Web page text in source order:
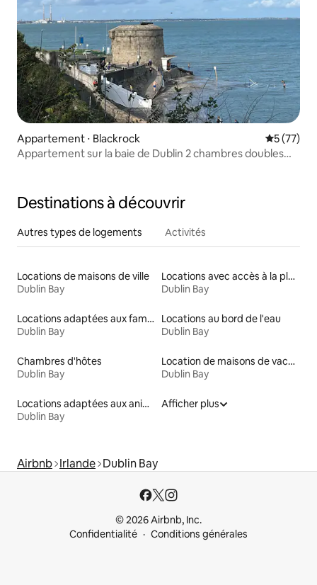
Appartement ⋅ Blackrock
5 (77)
Appartement sur la baie de Dublin 2 chambres doubles
Destinations à découvrir
Autres types de logements Activités
Locations de maisons de ville
Dublin Bay
Locations avec accès à la plage
Dublin Bay
Locations adaptées aux familles
Dublin Bay
Locations au bord de l'eau
Dublin Bay
Chambres d'hôtes
Dublin Bay
Location de maisons de vacances
Dublin Bay
Locations adaptées aux animaux
Dublin Bay
Afficher plus
Airbnb Irlande Dublin Bay
© 2026 Airbnb, Inc.
Confidentialité
Conditions générales